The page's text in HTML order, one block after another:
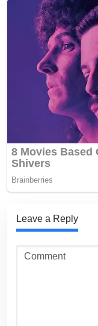
Leave a Reply